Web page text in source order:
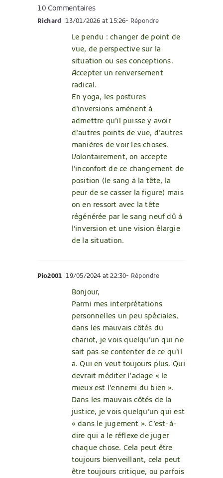
10 Commentaires
Richard 13/01/2026 at 15:26- Répondre
Le pendu : changer de point de
vue, de perspective sur la
situation ou ses conceptions.
Accepter un renversement
radical.
En yoga, les postures
d’inversions amènent à
admettre qu’il puisse y avoir
d’autres points de vue, d’autres
manières de voir les choses.
Volontairement, on accepte
l’inconfort de ce changement de
position (le sang à la tête, la
peur de se casser la figure) mais
on en ressort avec la tête
régénérée par le sang neuf dû à
l’inversion et une vision élargie
de la situation.
Pio2001 19/05/2024 at 22:30- Répondre
Bonjour,
Parmi mes interprétations
personnelles un peu spéciales,
dans les mauvais côtés du
chariot, je vois quelqu’un qui ne
sait pas se contenter de ce qu’il
a. Qui en veut toujours plus. Qui
devrait méditer l’adage « le
mieux est l’ennemi du bien ».
Dans les mauvais côtés de la
justice, je vois quelqu’un qui est
« dans le jugement ». C’est-à-
dire qui a le réflexe de juger
chaque chose. Cela peut être
toujours bienveillant, cela peut
être toujours critique, ou parfois